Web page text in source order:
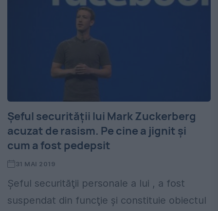
Șeful securității lui Mark Zuckerberg
acuzat de rasism. Pe cine a jignit și
cum a fost pedepsit
31 MAI 2019
Şeful securităţii personale a lui , a fost
suspendat din funcţie şi constituie obiectul